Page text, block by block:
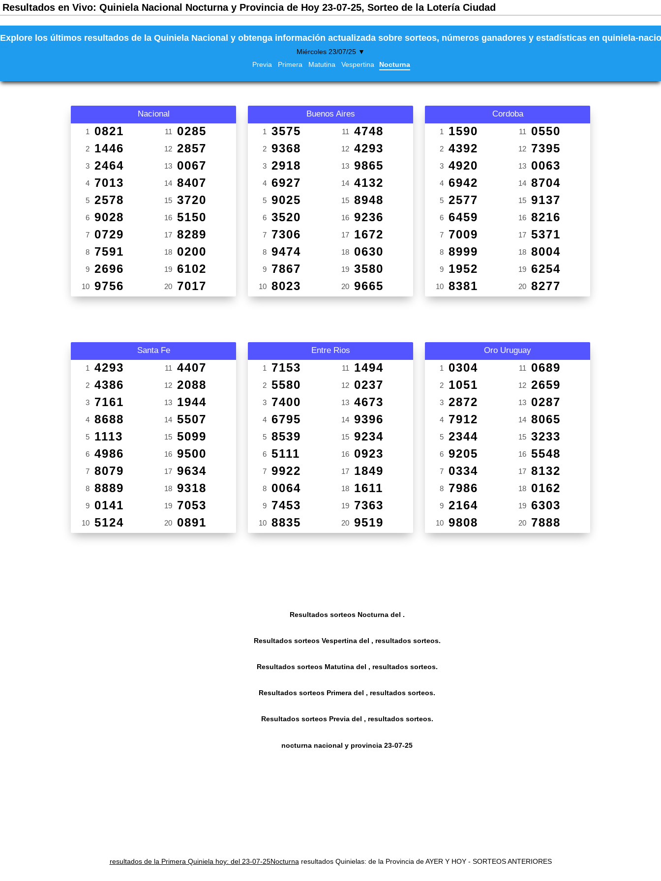
Resultados en Vivo: Quiniela Nacional Nocturna y Provincia de Hoy 23-07-25, Sorteo de la Lotería Ciudad
Explore los últimos resultados de la Quiniela Nacional y obtenga información actualizada sobre sorteos, números ganadores y estadísticas en quiniela-
Miércoles 23/07/25 ▼
Previa
Primera Matutina Vespertina Nocturna
Nacional
1 0821
2 1446
3 2464
4 7013
5 2578
6 9028
7 0729
8 7591
9 2696
10 9756
11 0285
12 2857
13 0067
14 8407
15 3720
16 5150
17 8289
18 0200
19 6102
20 7017
Buenos Aires
1 3575
2 9368
3 2918
4 6927
5 9025
6 3520
7 7306
8 9474
9 7867
10 8023
11 4748
12 4293
13 9865
14 4132
15 8948
16 9236
17 1672
18 0630
19 3580
20 9665
Cordoba
1 1590
2 4392
3 4920
4 6942
5 2577
6 6459
7 7009
8 8999
9 1952
10 8381
11 0550
12 7395
13 0063
14 8704
15 9137
16 8216
17 5371
18 8004
19 6254
20 8277
Santa Fe
1 4293
2 4386
3 7161
4 8688
5 1113
6 4986
7 8079
8 8889
9 0141
10 5124
11 4407
12 2088
13 1944
14 5507
15 5099
16 9500
17 9634
18 9318
19 7053
20 0891
Entre Rios
1 7153
2 5580
3 7400
4 6795
5 8539
6 5111
7 9922
8 0064
9 7453
10 8835
11 1494
12 0237
13 4673
14 9396
15 9234
16 0923
17 1849
18 1611
19 7363
20 9519
Oro Uruguay
1 0304
2 1051
3 2872
4 7912
5 2344
6 9205
7 0334
8 7986
9 2164
10 9808
11 0689
12 2659
13 0287
14 8065
15 3233
16 5548
17 8132
18 0162
19 6303
20 7888
Resultados sorteos Nocturna del .
Resultados sorteos Vespertina del , resultados sorteos.
Resultados sorteos Matutina del , resultados sorteos.
Resultados sorteos Primera del , resultados sorteos.
Resultados sorteos Previa del , resultados sorteos.
nocturna nacional y provincia 23-07-25
resultados de la Primera Quiniela hoy: del 23-07-25Nocturna resultados Quinielas: de la Provincia de AYER Y HOY - SORTEOS ANTERIORES